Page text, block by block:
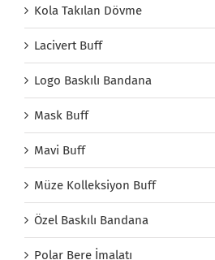
Kola Takılan Dövme
Lacivert Buff
Logo Baskılı Bandana
Mask Buff
Mavi Buff
Müze Kolleksiyon Buff
Özel Baskılı Bandana
Polar Bere İmalatı